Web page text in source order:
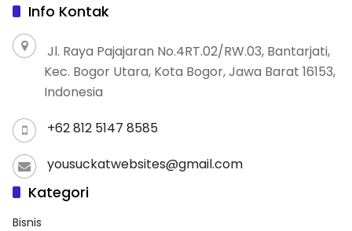
Info Kontak
Jl. Raya Pajajaran No.4RT.02/RW.03, Bantarjati,
Kec. Bogor Utara, Kota Bogor, Jawa Barat 16153,
Indonesia
+62 812 5147 8585
yousuckatwebsites@gmail.com
Kategori
Bisnis